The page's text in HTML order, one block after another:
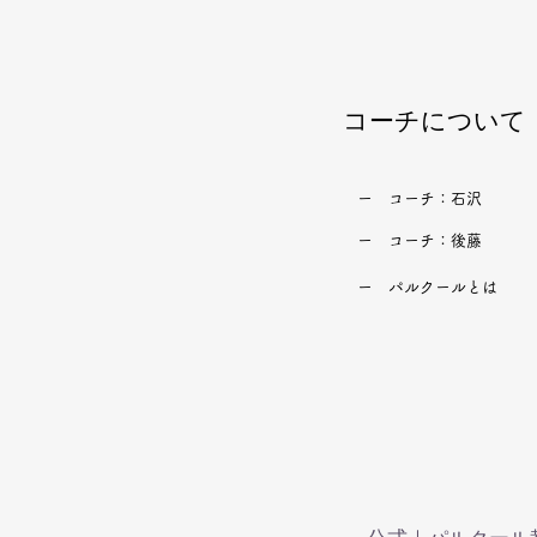
​コーチについて
​ー コーチ：石沢
​ー コーチ：後藤
​ー パルクールとは